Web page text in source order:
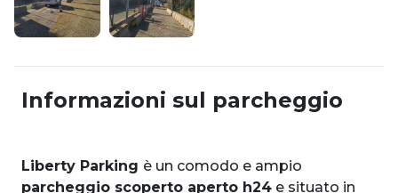
Informazioni sul parcheggio
Liberty Parking è un comodo e ampio
parcheggio scoperto aperto h24 e situato in